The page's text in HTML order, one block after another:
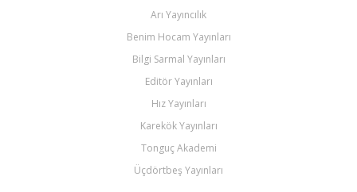
Arı Yayıncılık
Benim Hocam Yayınları
Bilgi Sarmal Yayınları
Editör Yayınları
Hız Yayınları
Karekök Yayınları
Tonguç Akademi
Üçdörtbeş Yayınları